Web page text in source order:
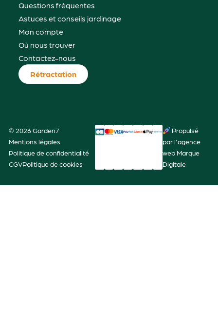
Questions fréquentes
Astuces et conseils jardinage
Mon compte
Où nous trouver
Contactez-nous
Rétractation
© 2026 Garden7
Mentions légales
Politique de confidentialité
CGVPolitique de cookies
Propulsé
par l'agence
web Marque
Digitale